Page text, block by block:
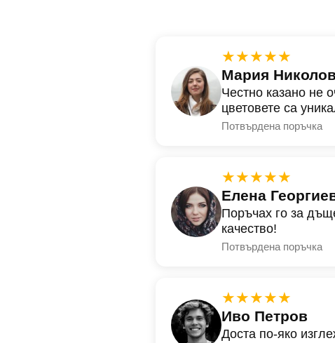
★★★★★
Мария
Честно казано не
цветовете са
Потвърдена поръчка
★★★★★
Елена
Поръчах го за
качество!
Потвърдена поръчка
★★★★★
Иво Петров
Доста по-яко